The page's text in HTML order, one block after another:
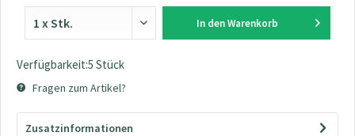
In den Warenkorb
Verfügbarkeit:5 Stück
Fragen zum Artikel?
Zusatzinformationen